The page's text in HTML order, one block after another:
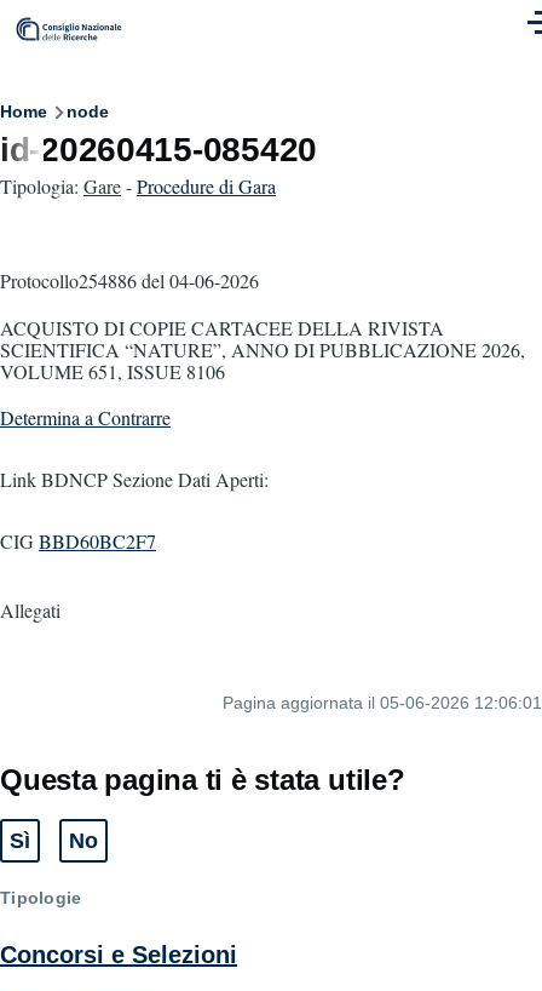
Skip to main content
Breadcrumb
Home node
id-20260415-085420
Tipologia: Gare-Procedure di Gara
Protocollo254886del 04-06-2026
ACQUISTO DI COPIE CARTACEE DELLA RIVISTA
SCIENTIFICA “NATURE”, ANNO DI PUBBLICAZIONE 2026,
VOLUME 651, ISSUE 8106
Determina a Contrarre
Link BDNCP Sezione Dati Aperti:
CIGBBD60BC2F7
Allegati
Pagina aggiornata il 05-06-2026 12:06:01
Questa pagina ti è stata utile?
Sì
Tipologie
Concorsi e Selezioni